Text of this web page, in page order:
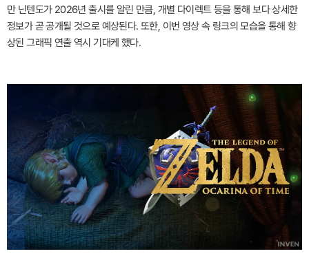
만 닌텐도가 2026년 출시를 알린 만큼, 개별 다이렉트 등을 통해 보다 상세한
정보가 곧 공개될 것으로 예상된다. 또한, 이번 영상 속 링크의 모습을 통해 향
상된 그래픽 연출 역시 기대케 했다.